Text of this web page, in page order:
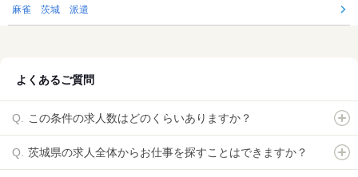
麻雀 茨城 派遣
よくあるご質問
この条件の求人数はどのくらいありますか？
茨城県の求人全体からお仕事を探すことはできますか？